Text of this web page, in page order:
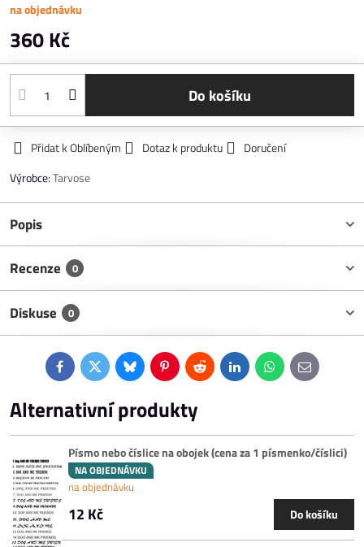
na objednávku
360 Kč
Do košíku
Přidat k Oblíbeným Dotaz k produktu
Doručení
Výrobce:Tarvose
Popis
Recenze 0
Diskuse 0
FacebookTwitterBlueskyPinterestReddit LinkedInWhatsApp
E-
mail
Alternativní produkty
Písmo nebo číslice na obojek (cena za 1 písmenko/číslici)
NA OBJEDNÁVKU
na objednávku
12 Kč Do košíku